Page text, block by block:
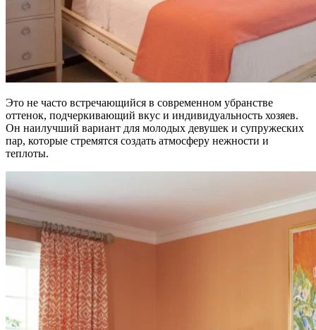
Это не часто встречающийся в современном убранстве
оттенок, подчеркивающий вкус и индивидуальность хозяев.
Он наилучший вариант для молодых девушек и супружеских
пар, которые стремятся создать атмосферу нежности и
теплоты.